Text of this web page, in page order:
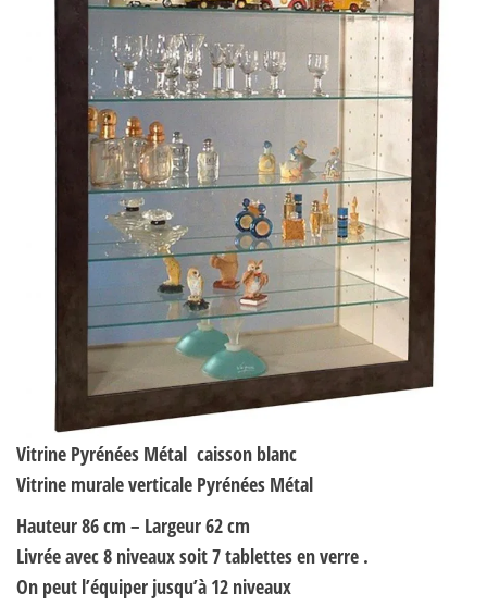
Vitrine Pyrénées Métal caisson blanc
Vitrine murale verticale Pyrénées Métal
Hauteur 86 cm – Largeur 62 cm
Livrée avec 8 niveaux soit 7 tablettes en verre .
On peut l’équiper jusqu’à 12 niveaux